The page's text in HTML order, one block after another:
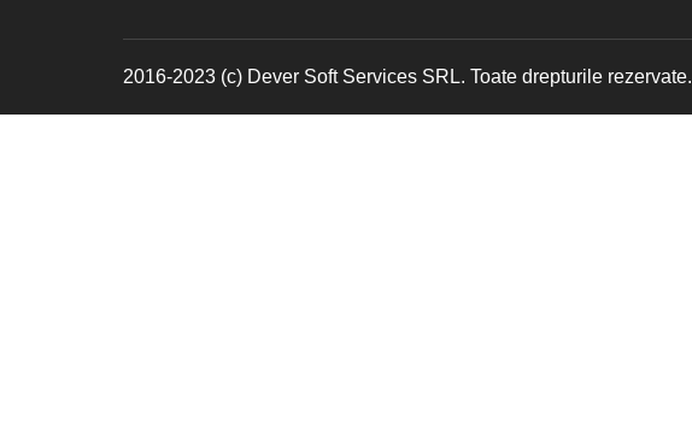
2016-2023 (c) Dever Soft Services SRL. Toate drepturile rezervate.